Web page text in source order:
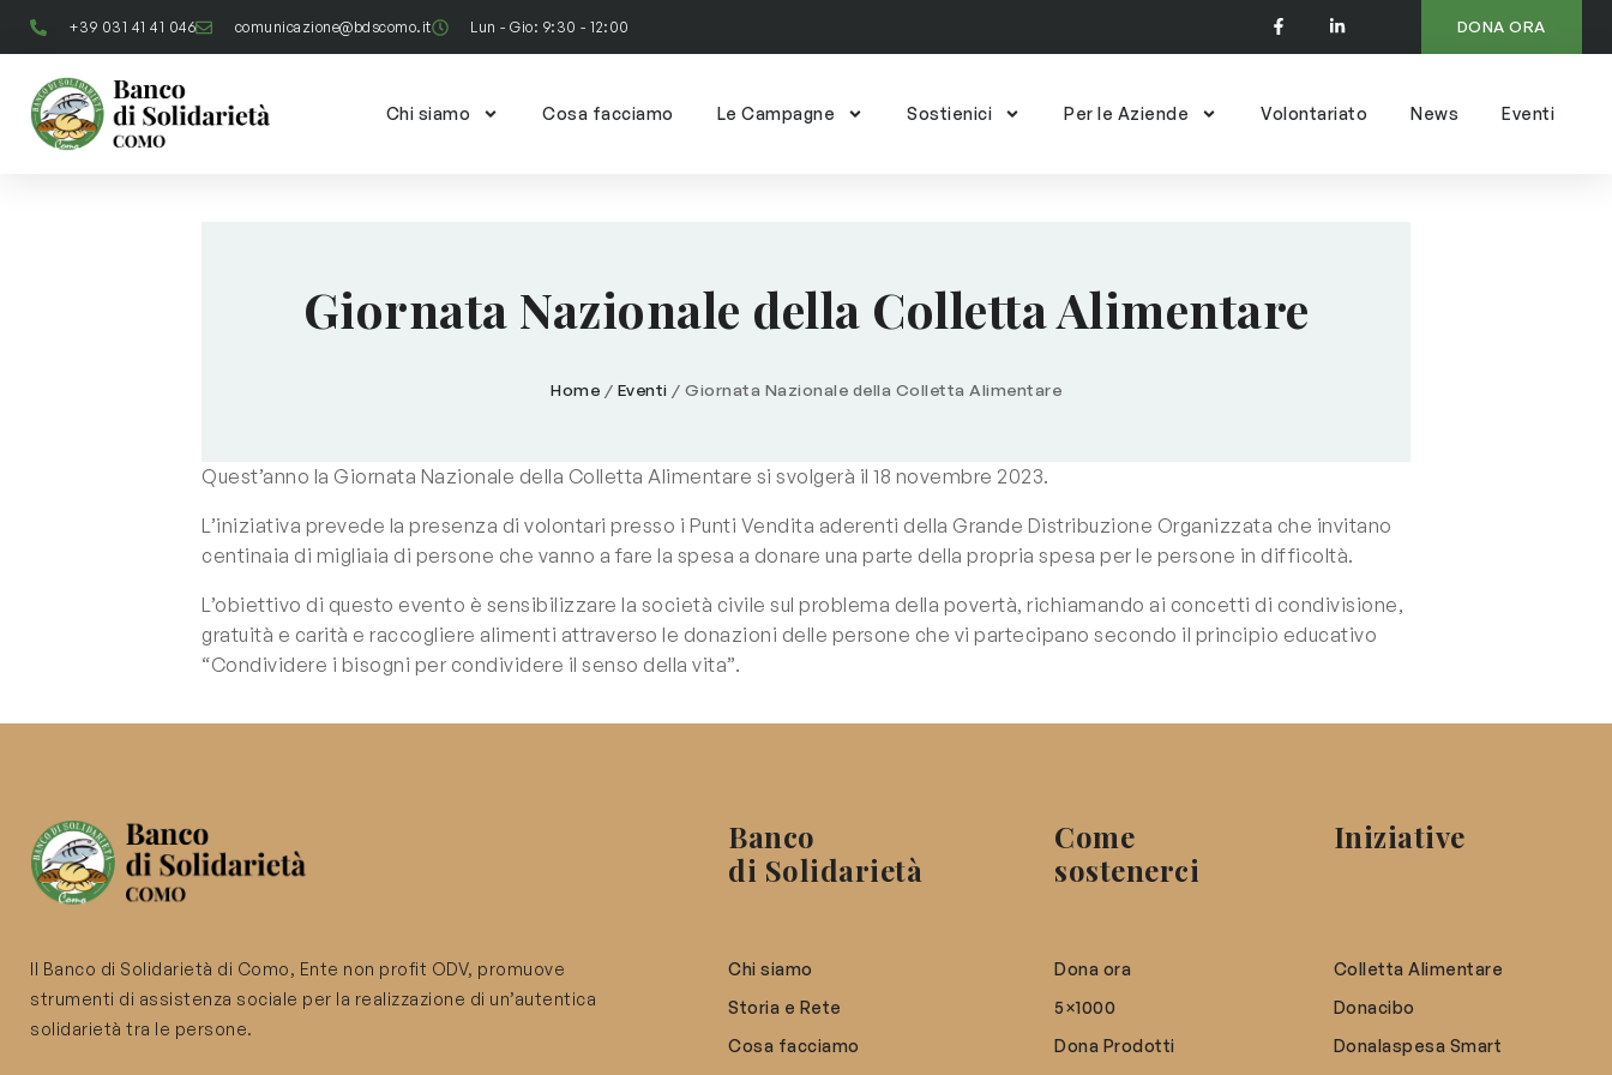
+39 031 41 41 046 comunicazione@bdscomo.it Lun - Gio: 9:30 - 12:00 DONA ORA
Chi siamo Cosa facciamo Le Campagne Sostienici Per le Aziende Volontariato News Eventi
Giornata Nazionale della Colletta Alimentare
Home / Eventi / Giornata Nazionale della Colletta Alimentare
Quest’anno la Giornata Nazionale della Colletta Alimentare si svolgerà il 18 novembre 2023.
L’iniziativa prevede la presenza di volontari presso i Punti Vendita aderenti della Grande Distribuzione Organizzata che invitano
centinaia di migliaia di persone che vanno a fare la spesa a donare una parte della propria spesa per le persone in difficoltà.
L’obiettivo di questo evento è sensibilizzare la società civile sul problema della povertà, richiamando ai concetti di condivisione,
gratuità e carità e raccogliere alimenti attraverso le donazioni delle persone che vi partecipano secondo il principio educativo
“Condividere i bisogni per condividere il senso della vita”.
Il Banco di Solidarietà di Como, Ente non profit ODV, promuove
strumenti di assistenza sociale per la realizzazione di un’autentica
solidarietà tra le persone.
Banco
di Solidarietà
Chi siamo
Storia e Rete
Cosa facciamo
Come
sostenerci
Dona ora
5×1000
Dona Prodotti
Iniziative
Colletta Alimentare
Donacibo
Donalaspesa Smart